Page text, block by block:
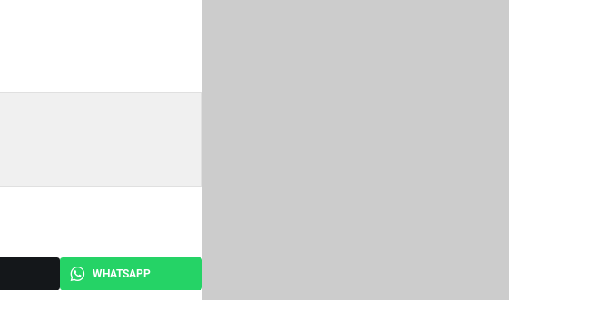
WHATSAPP